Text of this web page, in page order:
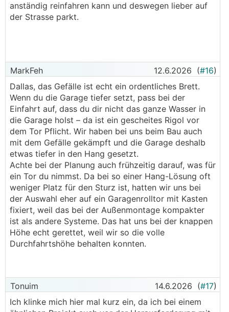
anständig reinfahren kann und deswegen lieber auf
der Strasse parkt.
MarkFeh 12.6.2026 (#16)
Dallas, das Gefälle ist echt ein ordentliches Brett.
Wenn du die Garage tiefer setzt, pass bei der
Einfahrt auf, dass du dir nicht das ganze Wasser in
die Garage holst – da ist ein gescheites Rigol vor
dem Tor Pflicht. Wir haben bei uns beim Bau auch
mit dem Gefälle gekämpft und die Garage deshalb
etwas tiefer in den Hang gesetzt.
Achte bei der Planung auch frühzeitig darauf, was für
ein Tor du nimmst. Da bei so einer Hang-Lösung oft
weniger Platz für den Sturz ist, hatten wir uns bei
der Auswahl eher auf ein Garagenrolltor mit Kasten
fixiert, weil das bei der Außenmontage kompakter
ist als andere Systeme. Das hat uns bei der knappen
Höhe echt gerettet, weil wir so die volle
Durchfahrtshöhe behalten konnten.
Tonuim 14.6.2026 (#17)
Ich klinke mich hier mal kurz ein, da ich bei einem